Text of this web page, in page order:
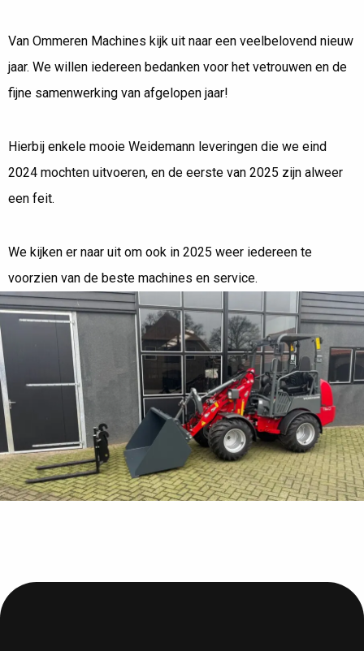
Van Ommeren Machines kijk uit naar een veelbelovend nieuw
jaar. We willen iedereen bedanken voor het vetrouwen en de
fijne samenwerking van afgelopen jaar!
Hierbij enkele mooie Weidemann leveringen die we eind
2024 mochten uitvoeren, en de eerste van 2025 zijn alweer
een feit.
We kijken er naar uit om ook in 2025 weer iedereen te
voorzien van de beste machines en service.